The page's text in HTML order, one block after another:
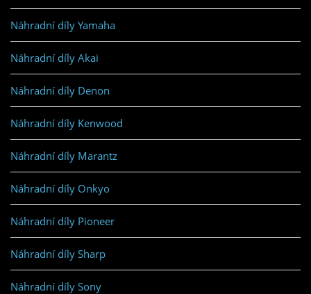
Náhradní díly Yamaha
Náhradní díly Akai
Náhradní díly Denon
Náhradní díly Kenwood
Náhradní díly Marantz
Náhradní díly Onkyo
Náhradní díly Pioneer
Náhradní díly Sharp
Náhradní díly Sony